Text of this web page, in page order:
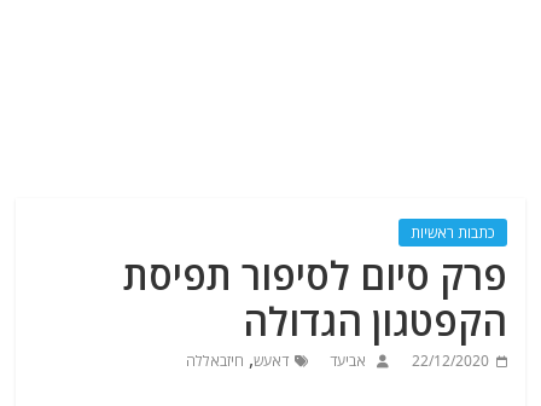
כתבות ראשיות
פרק סיום לסיפור תפיסת
הקפטגון הגדולה
22/12/2020 אביעד דאעש, חיזבאללה